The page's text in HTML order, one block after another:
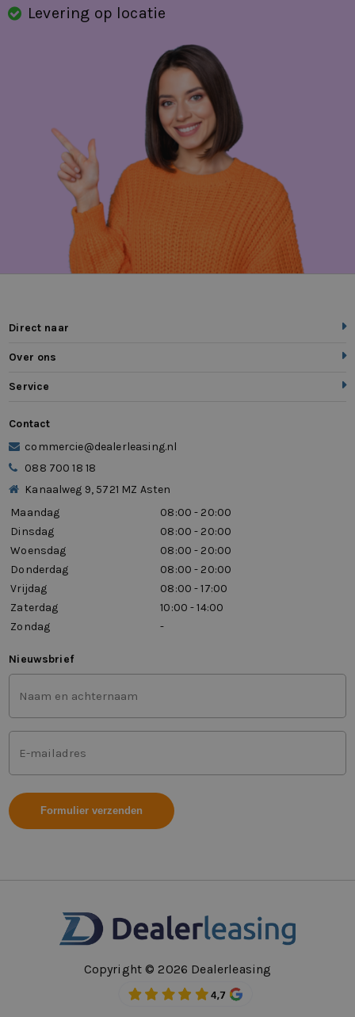
Levering op locatie
Direct naar
Over ons
Service
Contact
commercie@dealerleasing.nl
088 700 18 18
Kanaalweg 9, 5721 MZ Asten
Maandag
08:00 - 20:00
Dinsdag
08:00 - 20:00
Woensdag
08:00 - 20:00
Donderdag
08:00 - 20:00
Vrijdag
08:00 - 17:00
Zaterdag
10:00 - 14:00
Zondag
-
Nieuwsbrief
Voor-
en
achternaam
(Vereist)
Mailadres
(Vereist)
Copyright © 2026 Dealerleasing